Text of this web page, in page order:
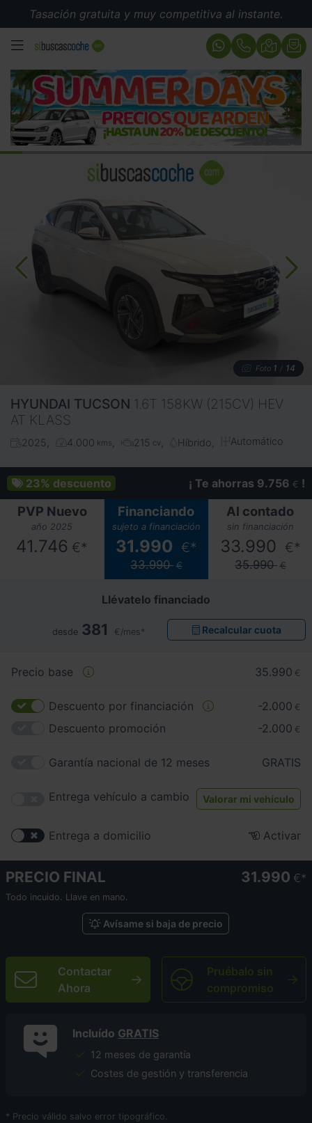
Tasación gratuita y muy competitiva al instante.
MENÚ
Foto 1 / 14
HYUNDAI TUCSON 1.6T 158KW (215CV) HEV
AT KLASS
2025 4.000 kms 215 cv Híbrido Automático
23% descuento ¡ Te ahorras 9.756 € !
PVP Nuevo
año 2025
41.746 €*
Financiando
sujeto a financiación
31.990 €*
33.990 €
Al contado
sin financiación
33.990 €*
35.990 €
Llévatelo financiado
desde 381 €/mes* Recalcular cuota
Precio base 35.990 €
Descuento por financiación -2.000 €
Descuento promoción -2.000 €
Garantía nacional de 12 meses GRATIS
Entrega vehículo a cambio Valorar mi vehículo
Entrega a domicilio Activar
PRECIO FINAL 31.990 €
Todo incuido. Llave en mano.
Avísame si baja de precio
Contactar
Ahora
Pruébalo sin
compromiso
Incluído GRATIS
12 meses de garantía
Costes de gestión y transferencia
* Precio válido salvo error tipográfico.